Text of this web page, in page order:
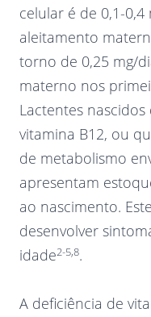
celular é de 0,1-
aleitamento
torno de 0,25 mg/
materno nos
Lactentes
vitamina B12, ou
de metabolismo
apresentam
ao nascimento.
desenvolver
idade2-5,8.
A deficiência de